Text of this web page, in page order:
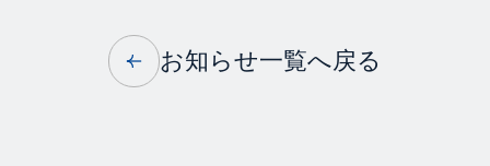
お知らせ一覧へ戻る